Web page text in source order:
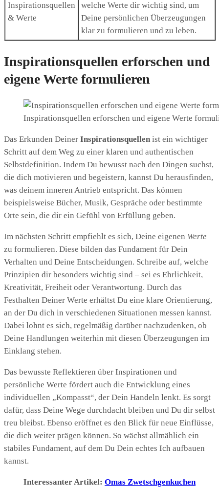
Inspirationsquellen
& Werte
welche Werte dir wichtig sind, um
Deine persönlichen Überzeugungen
klar zu formulieren und zu leben.
Inspirationsquellen erforschen und
eigene Werte formulieren
Inspirationsquellen erforschen und eigene Werte
Das Erkunden Deiner Inspirationsquellen ist ein wichtiger
Schritt auf dem Weg zu einer klaren und authentischen
Selbstdefinition. Indem Du bewusst nach den Dingen suchst,
die dich motivieren und begeistern, kannst Du herausfinden,
was deinem inneren Antrieb entspricht. Das können
beispielsweise Bücher, Musik, Gespräche oder bestimmte
Orte sein, die dir ein Gefühl von Erfüllung geben.
Im nächsten Schritt empfiehlt es sich, Deine eigenen Werte
zu formulieren. Diese bilden das Fundament für Dein
Verhalten und Deine Entscheidungen. Schreibe auf, welche
Prinzipien dir besonders wichtig sind – sei es Ehrlichkeit,
Kreativität, Freiheit oder Verantwortung. Durch das
Festhalten Deiner Werte erhältst Du eine klare Orientierung,
an der Du dich in verschiedenen Situationen messen kannst.
Dabei lohnt es sich, regelmäßig darüber nachzudenken, ob
Deine Handlungen weiterhin mit diesen Überzeugungen im
Einklang stehen.
Das bewusste Reflektieren über Inspirationen und
persönliche Werte fördert auch die Entwicklung eines
individuellen „Kompasst“, der Dein Handeln lenkt. Es sorgt
dafür, dass Deine Wege durchdacht bleiben und Du dir selbst
treu bleibst. Ebenso eröffnet es den Blick für neue Einflüsse,
die dich weiter prägen können. So wächst allmählich ein
stabiles Fundament, auf dem Du Dein echtes Ich aufbauen
kannst.
Interessanter Artikel: Omas Zwetschgenkuchen